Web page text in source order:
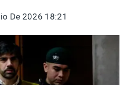
De 2026 18:21